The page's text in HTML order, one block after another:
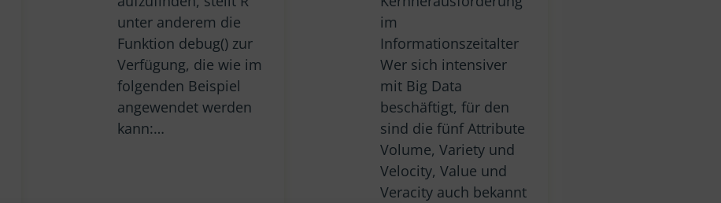
unter anderem die
Funktion debug() zur
Verfügung, die wie im
folgenden Beispiel
angewendet werden
kann:…
im
Informationszeitalter
Wer sich intensiver
mit Big Data
beschäftigt, für den
sind die fünf Attribute
Volume, Variety und
Velocity, Value und
Veracity auch bekannt